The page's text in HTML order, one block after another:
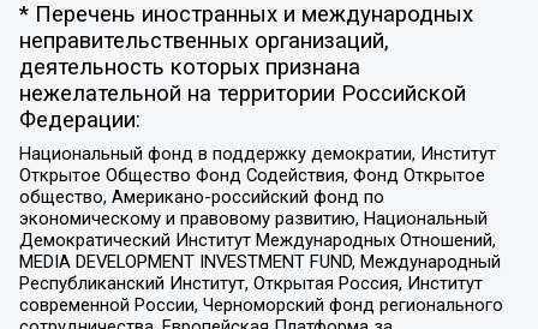
* Перечень иностранных и международных
неправительственных организаций,
деятельность которых признана
нежелательной на территории Российской
Федерации:
Национальный фонд в поддержку демократии, Институт
Открытое Общество Фонд Содействия, Фонд Открытое
общество, Американо-российский фонд по
экономическому и правовому развитию, Национальный
Демократический Институт Международных Отношений,
MEDIA DEVELOPMENT INVESTMENT FUND, Международный
Республиканский Институт, Открытая Россия, Институт
современной России, Черноморский фонд регионального